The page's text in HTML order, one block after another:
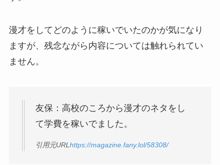
漫才をしてどのように稼いでいたのかが気になり
ますが、残念ながら内容については触れられてい
ません。
友保：高校のころから漫才のネタをし
て学費を稼いでました。
引用元URL https://magazine.fany.lol/58308/